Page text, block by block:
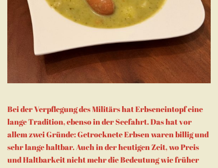
Bei der Verpflegung des Militärs hat Erbseneintopf eine
lange Tradition, ebenso in der Seefahrt. Das hat vor
allem zwei Gründe: Getrocknete Erbsen waren billig und
sehr lange haltbar. Auch in der heutigen Zeit, wo Preis
und Haltbarkeit nicht mehr die Bedeutung wie früher